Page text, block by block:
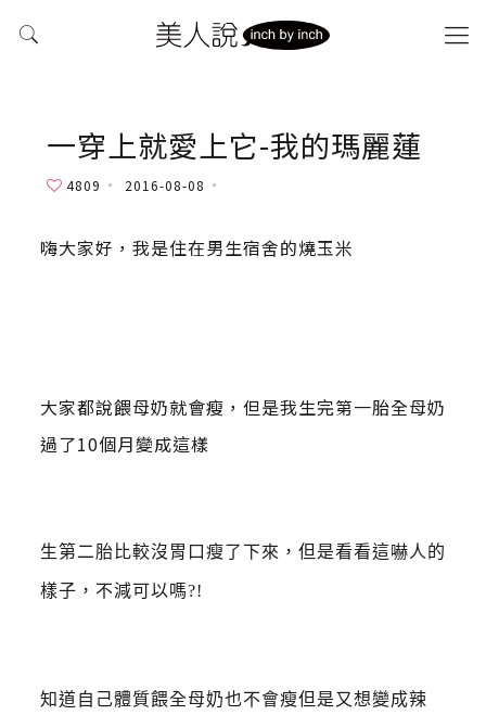
一穿上就愛上它-我的瑪麗蓮
4809 2016-08-08
嗨大家好，我是住在男生宿舍的燒玉米
大家都說餵母奶就會瘦，但是我生完第一胎全母奶
過了10個月變成這樣
生第二胎比較沒胃口瘦了下來，但是看看這嚇人的
樣子，不減可以嗎?!
知道自己體質餵全母奶也不會瘦但是又想變成辣